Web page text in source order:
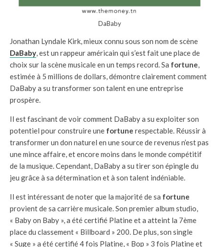
DaBaby
Jonathan Lyndale Kirk, mieux connu sous son nom de scène
DaBaby , est un rappeur américain qui s’est fait une place de
choix sur la scène musicale en un temps record. Sa fortune
estimée à 5 millions de dollars, démontre clairement comment
DaBaby a su transformer son talent en une entreprise
prospère.
Il est fascinant de voir comment DaBaby a su exploiter son
potentiel pour construire une fortune respectable. Réussir à
transformer un don naturel en une source de revenus n’est pas
une mince affaire, et encore moins dans le monde compétitif
de la musique. Cependant, DaBaby a su tirer son épingle du
jeu grâce à sa détermination et à son talent indéniable.
Il est intéressant de noter que la majorité de sa fortune
provient de sa carrière musicale. Son premier album studio,
« Baby on Baby », a été certifié Platine et a atteint la 7ème
place du classement « Billboard » 200. De plus, son single
« Suge » a été certifié 4 fois Platine, « Bop » 3 fois Platine et